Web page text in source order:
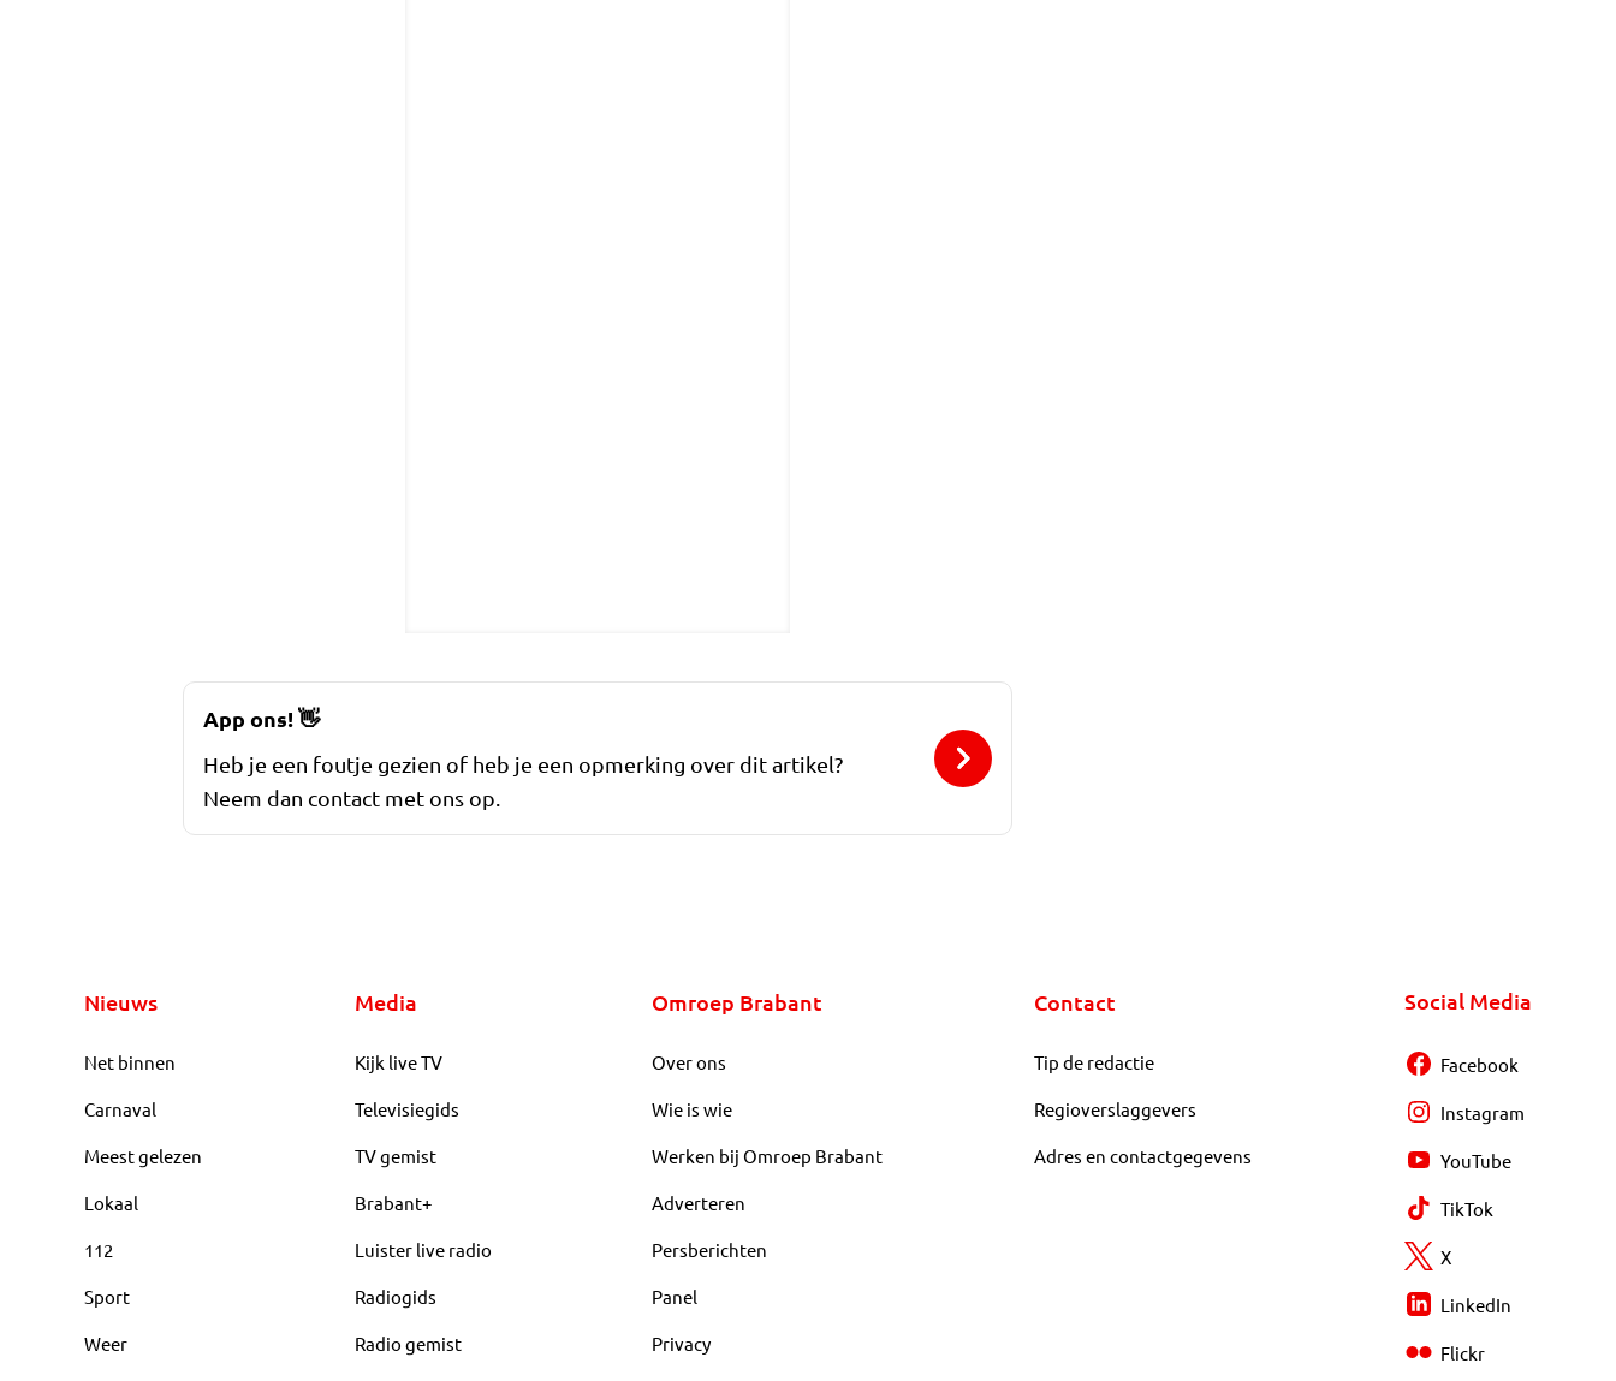
App ons!👋
Heb je een foutje gezien of heb je een opmerking over dit artikel?
Neem dan contact met ons op.
Nieuws
Net binnen
Carnaval
Meest gelezen
Lokaal
112
Sport
Weer
Media
Kijk live TV
Televisiegids
TV gemist
Brabant+
Luister live radio
Radiogids
Radio gemist
Omroep Brabant
Over ons
Wie is wie
Werken bij Omroep Brabant
Adverteren
Persberichten
Panel
Privacy
Contact
Tip de redactie
Regioverslaggevers
Adres en contactgegevens
Social Media
Facebook
Instagram
YouTube
TikTok
X
LinkedIn
Flickr